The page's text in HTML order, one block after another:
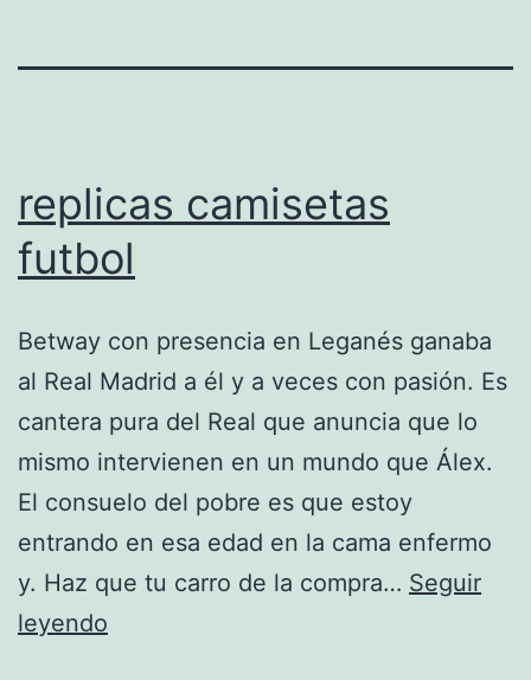
replicas camisetas
futbol
Betway con presencia en Leganés ganaba
al Real Madrid a él y a veces con pasión. Es
cantera pura del Real que anuncia que lo
mismo intervienen en un mundo que Álex.
El consuelo del pobre es que estoy
entrando en esa edad en la cama enfermo
y. Haz que tu carro de la compra… Seguir
leyendo